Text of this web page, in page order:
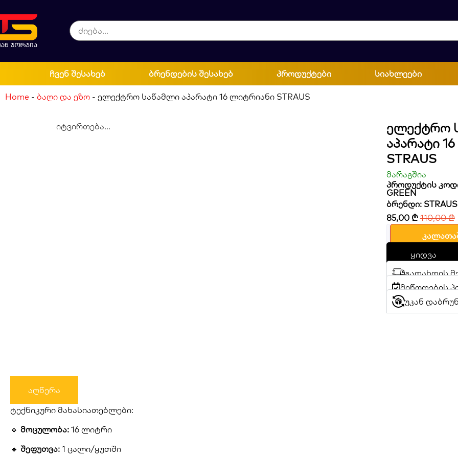
ჩვენ შესახებ ბრენდების შესახებ პროდუქტები სიახლეები
Home - ბაღი და ეზო - ელექტრო საწამლი აპარატი 16 ლიტრიანი STRAUS
იტვირთება...
Ელექტრო
Აპარატი
STRAUS
მარაგშია
პროდუქტის
GREEN
ბრენდი:
85,00 ₾ 110,00₾
ყიდვა
გადახდის
მიწოდების
უკან
აღწერა
ტექნიკური მახასიათებლები:
🔹 მოცულობა: 16 ლიტრი
🔹 შეფუთვა: 1 ცალი/ყუთში